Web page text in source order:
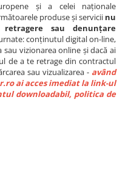
și a celei naționale
produse și servicii nu
sau denunțare
conținutul digital on-line,
sau vizionarea online și dacă ai
de a te retrage din contractul
sau vizualizarea - având
ai acces imediat la link-ul
downloadabil, politica de